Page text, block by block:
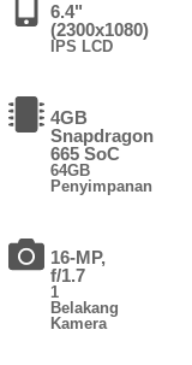
6.4"
(2300x1080)
IPS LCD
4GB
Snapdragon
665 SoC
64GB
Penyimpanan
16-MP,
f/1.7
1
Belakang
Kamera